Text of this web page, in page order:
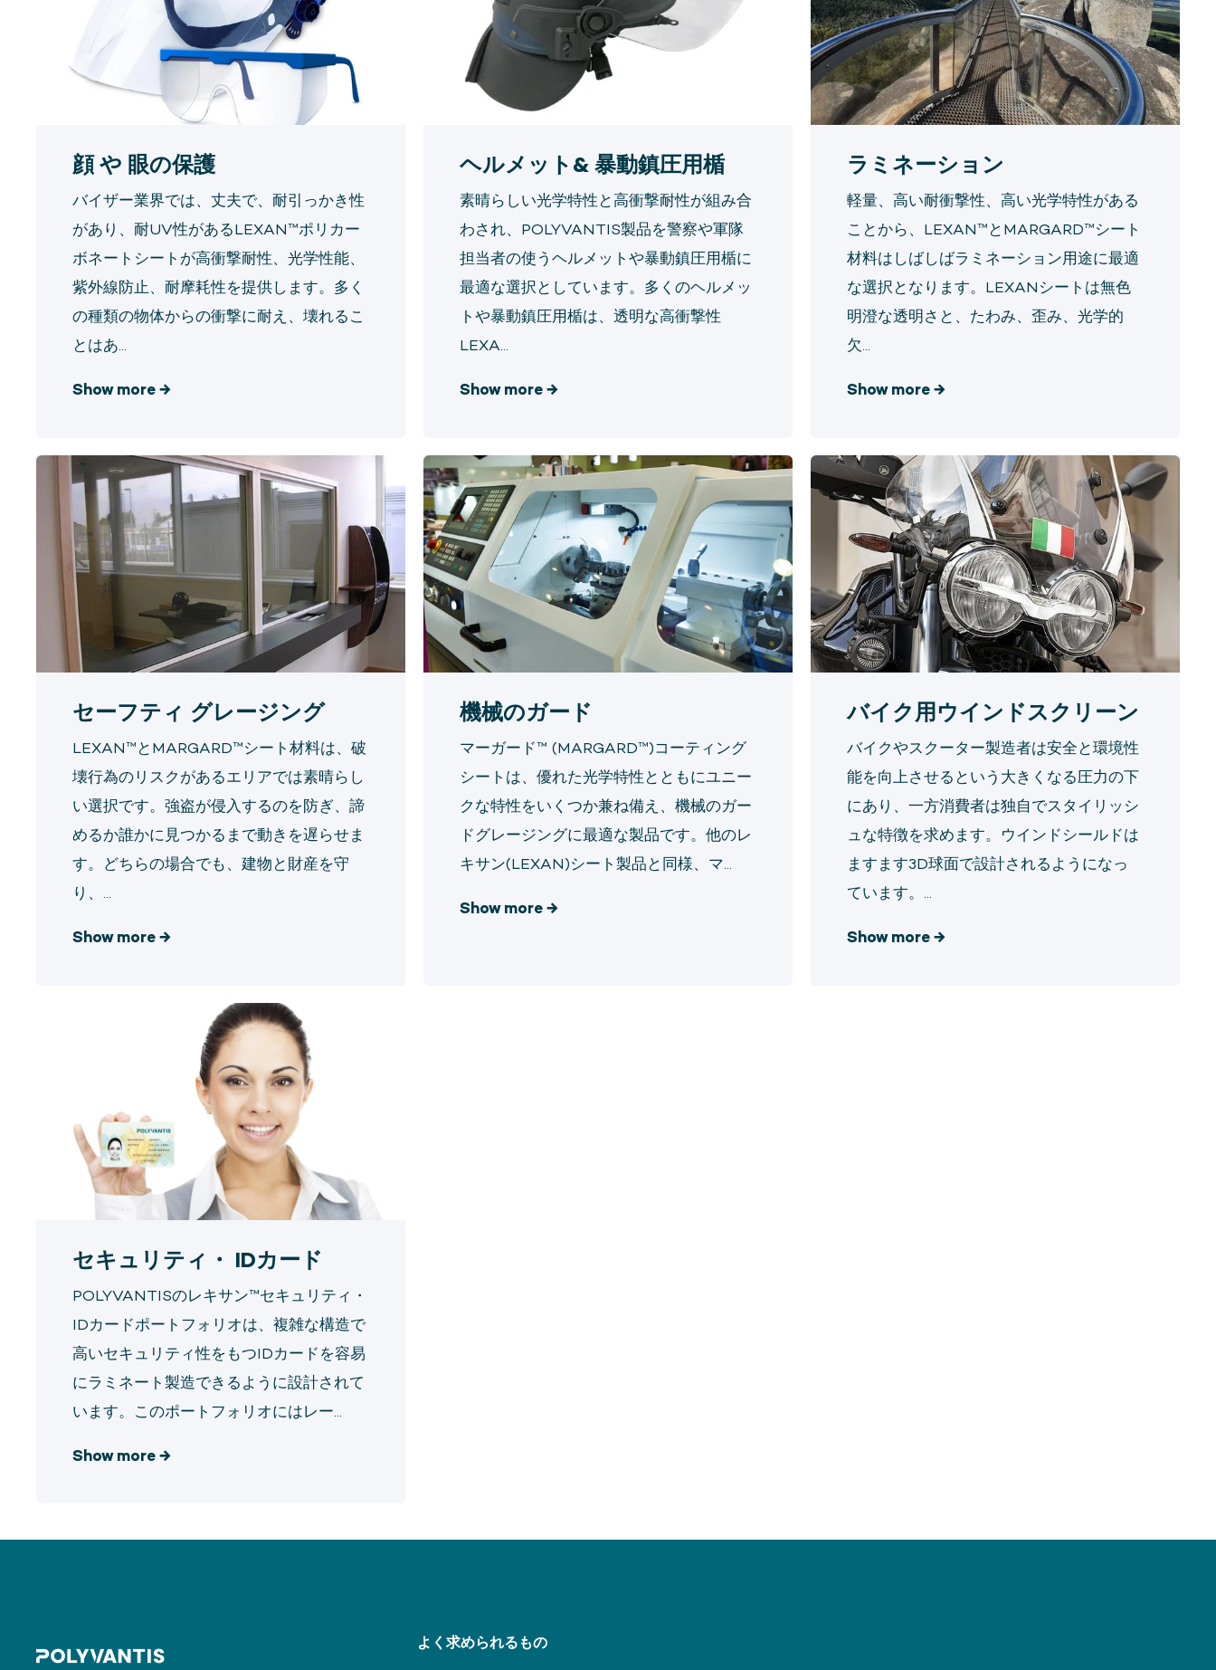
顔 や 眼の保護
バイザー業界では、丈夫で、耐引っかき性
があり、耐UV性があるLEXAN™ポリカー
ボネートシートが高衝撃耐性、光学性能、
紫外線防止、耐摩耗性を提供します。多く
の種類の物体からの衝撃に耐え、壊れるこ
とはあ...
Show more →
ヘルメット& 暴動鎮圧用楯
素晴らしい光学特性と高衝撃耐性が組み合
わされ、POLYVANTIS製品を警察や軍隊
担当者の使うヘルメットや暴動鎮圧用楯に
最適な選択としています。多くのヘルメッ
トや暴動鎮圧用楯は、透明な高衝撃性
LEXA...
Show more →
ラミネーション
軽量、高い耐衝撃性、高い光学特性がある
ことから、LEXAN™とMARGARD™シート
材料はしばしばラミネーション用途に最適
な選択となります。LEXANシートは無色
明澄な透明さと、たわみ、歪み、光学的
欠...
Show more →
セーフティ グレージング
LEXAN™とMARGARD™シート材料は、破
壊行為のリスクがあるエリアでは素晴らし
い選択です。強盗が侵入するのを防ぎ、諦
めるか誰かに見つかるまで動きを遅らせま
す。どちらの場合でも、建物と財産を守
り、...
Show more →
機械のガード
マーガード™ (MARGARD™)コーティング
シートは、優れた光学特性とともにユニー
クな特性をいくつか兼ね備え、機械のガー
ドグレージングに最適な製品です。他のレ
キサン(LEXAN)シート製品と同様、マ...
Show more →
バイク用ウインドスクリーン
バイクやスクーター製造者は安全と環境性
能を向上させるという大きくなる圧力の下
にあり、一方消費者は独自でスタイリッシ
ュな特徴を求めます。ウインドシールドは
ますます3D球面で設計されるようになっ
ています。...
Show more →
セキュリティ・ IDカード
POLYVANTISのレキサン™セキュリティ・
IDカードポートフォリオは、複雑な構造で
高いセキュリティ性をもつIDカードを容易
にラミネート製造できるように設計されて
います。このポートフォリオにはレー...
Show more →
よく求められるもの